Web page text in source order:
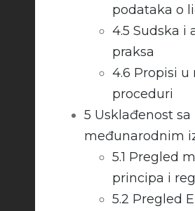
podataka o
4.5 Sudska i
praksa
4.6 Propisi u
proceduri
5 Usklađenost sa
međunarodnim
5.1 Pregled
principa i
5.2 Pregled